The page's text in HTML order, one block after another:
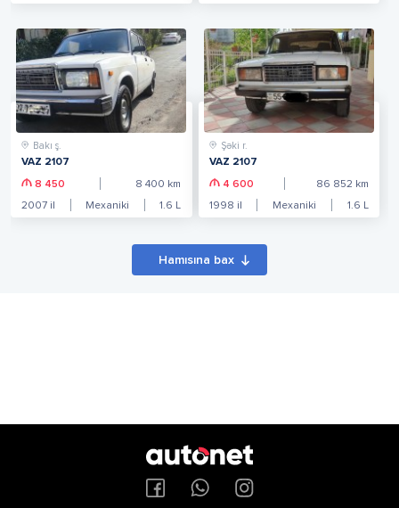
Bakı ş.
VAZ 2107
8 450 8 400 km
2007 il Mexaniki 1.6 L
Şəki r.
VAZ 2107
4 600 86 852 km
1998 il Mexaniki 1.6 L
Hamısına bax